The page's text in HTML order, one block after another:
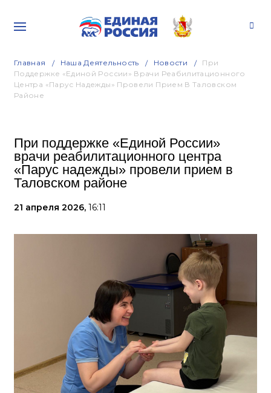
Главная Наша Деятельность Новости
При
Поддержке «Единой России» Врачи Реабилитационного
Центра «Парус Надежды» Провели Прием В Таловском
Районе
При поддержке «Единой России»
врачи реабилитационного центра
«Парус надежды» провели прием в
Таловском районе
21 апреля 2026, 16:11